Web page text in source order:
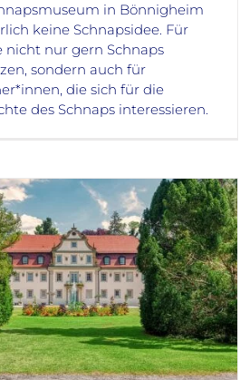
in Bönnigheim
keine Schnapsidee. Für
nicht nur gern Schnaps
sondern auch für
die sich für die
des Schnaps interessieren.